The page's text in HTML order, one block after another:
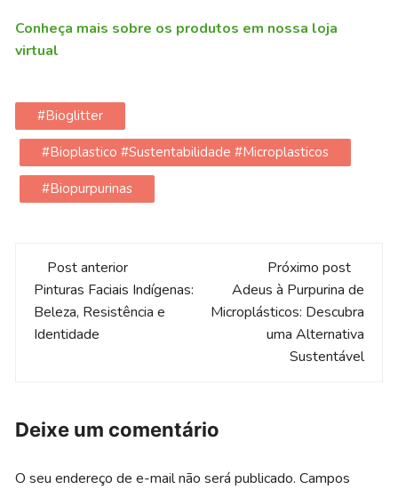
Conheça mais sobre os produtos em nossa loja
virtual
#bioglitter
#bioplastico #sustentabilidade #microplasticos
#biopurpurinas
Navegação
de
post
Post anterior
Pinturas Faciais Indígenas:
Beleza, Resistência e
Identidade
Próximo post
Adeus à Purpurina de
Microplásticos: Descubra
uma Alternativa
Sustentável
Deixe um comentário
O seu endereço de e-mail não será publicado. Campos